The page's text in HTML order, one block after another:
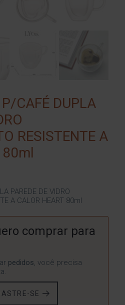
CAFÉ DUPLA
RESISTENTE A
PAREDE DE VIDRO
A CALOR HEART 80ml
comprar para
pedidos, você precisa
SE